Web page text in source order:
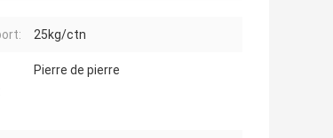
25kg/ctn
Pierre de pierre